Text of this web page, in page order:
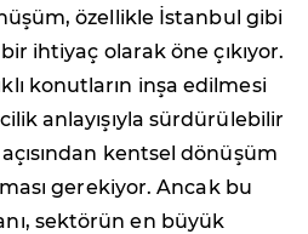
özellikle İstanbul gibi
ihtiyaç olarak öne çıkıyor.
konutların inşa edilmesi
anlayışıyla sürdürülebilir
kentsel dönüşüm
gerekiyor. Ancak bu
sektörün en büyük